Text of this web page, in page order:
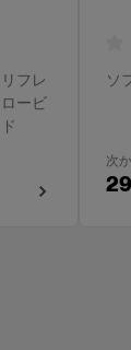
フレ
ービ
ソ
次